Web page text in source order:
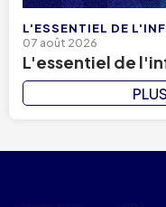
L'ESSENTIEL DE
07 août 2026
L'essentiel de